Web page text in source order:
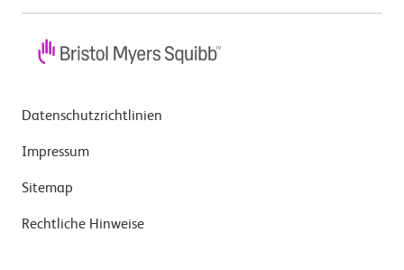
Datenschutzrichtlinien
Impressum
Sitemap
Rechtliche Hinweise